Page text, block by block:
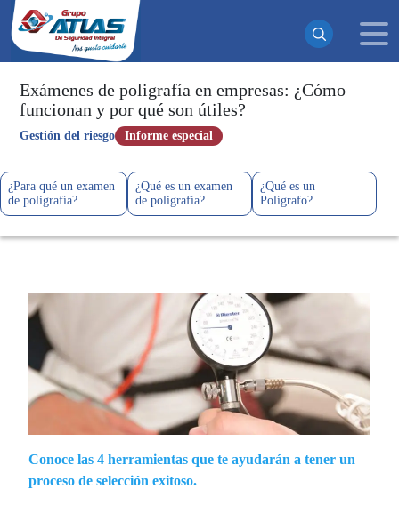
Exámenes de poligrafía en empresas: ¿Cómo
funcionan y por qué son útiles?
Gestión del riesgo Informe especial
¿Para qué un examen
de poligrafía?
¿Qué es un examen
de poligrafía?
¿Qué es un
Polígrafo?
Conoce las 4 herramientas que te ayudarán a tener un
proceso de selección exitoso.
¡Suscrito exitosamente!
Ahora recibirás todas nuestras actualizaciones y noticias
directamente en tu bandeja de entrada. ¡No te pierdas
ninguna novedad!
Continuar